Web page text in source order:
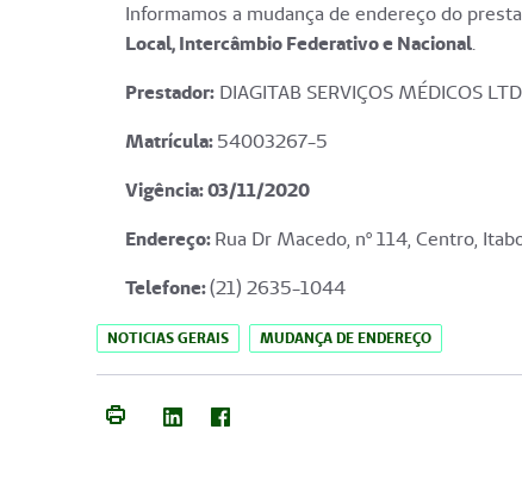
Informamos a mudança de endereço do
Local, Intercâmbio Federativo e Nacional.
Prestador: DIAGITAB SERVIÇOS MÉDICOS
Matrícula:54003267-5
Vigência: 03/11/2020
Endereço:Rua Dr Macedo, nº 114, Centro,
Telefone:(21) 2635-1044
NOTICIAS GERAIS MUDANÇA DE ENDEREÇO